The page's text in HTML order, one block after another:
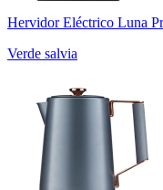
Hervidor Eléctrico Luna
Verde salvia